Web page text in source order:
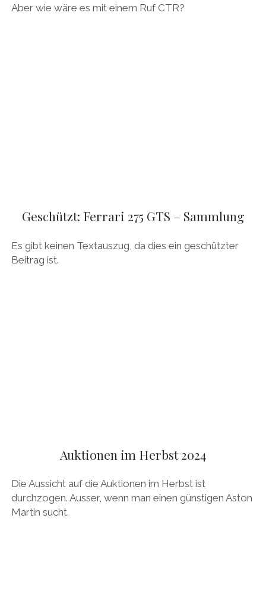
Aber wie wäre es mit einem Ruf CTR?
Geschützt: Ferrari 275 GTS – Sammlung
Es gibt keinen Textauszug, da dies ein geschützter
Beitrag ist.
Auktionen im Herbst 2024
Die Aussicht auf die Auktionen im Herbst ist
durchzogen. Ausser, wenn man einen günstigen Aston
Martin sucht.